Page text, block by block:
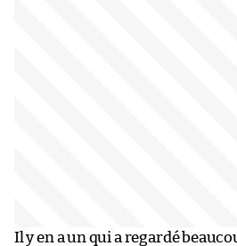
Il y en a un qui a regardé